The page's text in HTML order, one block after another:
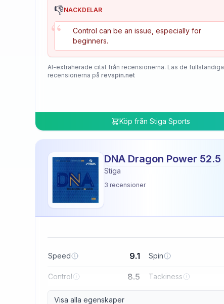
👎NACKDELAR
“
Control can be an issue, especially for
beginners.
AI-extraherade citat från recensionerna. Läs de fullständiga
recensionerna på revspin.net
Köp från Stiga Sports
DNA Dragon Power 52.5
Stiga
3 recensioner
Speed 9.1 Spin
Control 8.5 Tackiness
Visa alla egenskaper